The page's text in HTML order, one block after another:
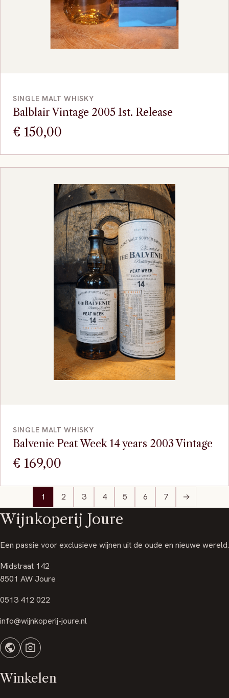
SINGLE MALT WHISKY
Balblair Vintage 2005 1st. Release
€ 150,00
SINGLE MALT WHISKY
Balvenie Peat Week 14 years 2003 Vintage
€ 169,00
1 2 3 4 5 6 7 →
Wijnkoperij Joure
Een passie voor exclusieve wijnen uit de oude en nieuwe wereld.
Midstraat 142
8501 AW Joure
0513 412 022
info@wijnkoperij-joure.nl
public photo_camera
Winkelen